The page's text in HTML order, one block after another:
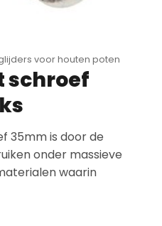
voor houten poten
schroef
35mm is door de
onder massieve
waarin